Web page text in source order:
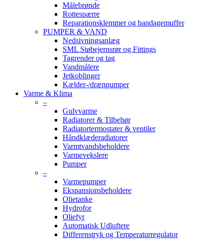
Målebrønde
Rottespærre
Reparationsklemmer og bandagemuffer
PUMPER & VAND
Nedsivningsanlæg
SML Støbejernsrør og Fittings
Tagrender og tag
Vandmålere
Jetkoblinger
Kælder-/drænpumper
Varme & Klima
–
Gulvvarme
Radiatorer & Tilbehør
Radiatortermostater & ventiler
Håndklæderadiatorer
Varmtvandsbeholdere
Varmevekslere
Pumper
–
Varmepumper
Ekspansionsbeholdere
Olietanke
Hydrofor
Oliefyr
Automatisk Udluftere
Differenstryk og Temperaturregulator